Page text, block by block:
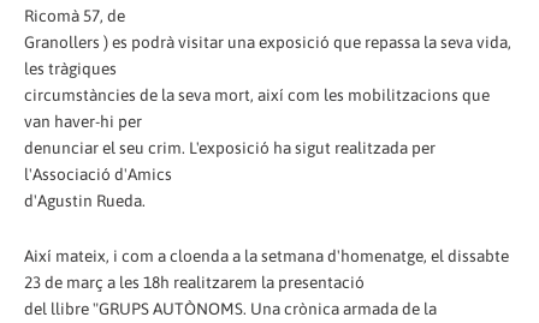
Ricomà 57, de
Granollers ) es podrà visitar una exposició que repassa la seva vida,
les tràgiques
circumstàncies de la seva mort, així com les mobilitzacions que
van haver-hi per
denunciar el seu crim. L'exposició ha sigut realitzada per
l'Associació d'Amics
d'Agustin Rueda.
Així mateix, i com a cloenda a la setmana d'homenatge, el dissabte
23 de març a les 18h realitzarem la presentació
del llibre "GRUPS AUTÒNOMS. Una crònica armada de la